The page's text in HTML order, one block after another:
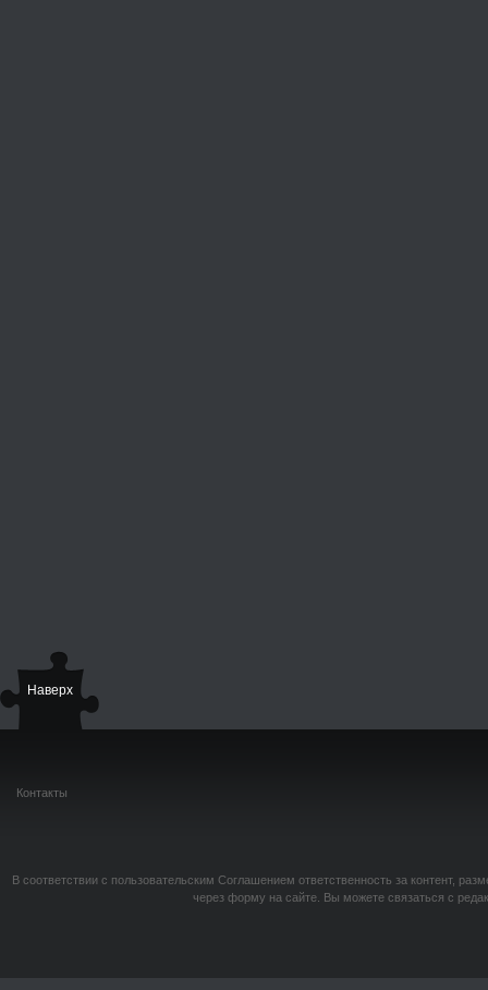
Наверх
Контакты
В соответствии с пользовательским Соглашением ответственность за контент,
через форму на сайте. Вы можете связаться с